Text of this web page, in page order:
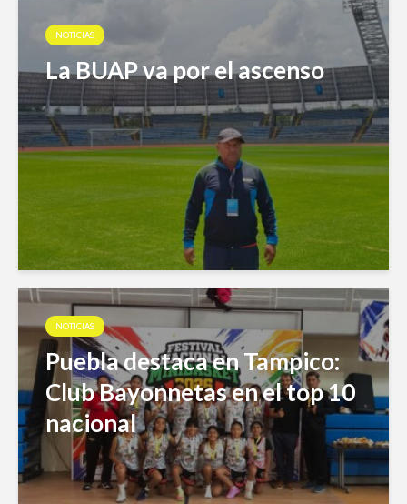
NOTICIAS
La BUAP va por el ascenso
NOTICIAS
Puebla destaca en Tampico:
Club Bayonnetas en el top 10
nacional